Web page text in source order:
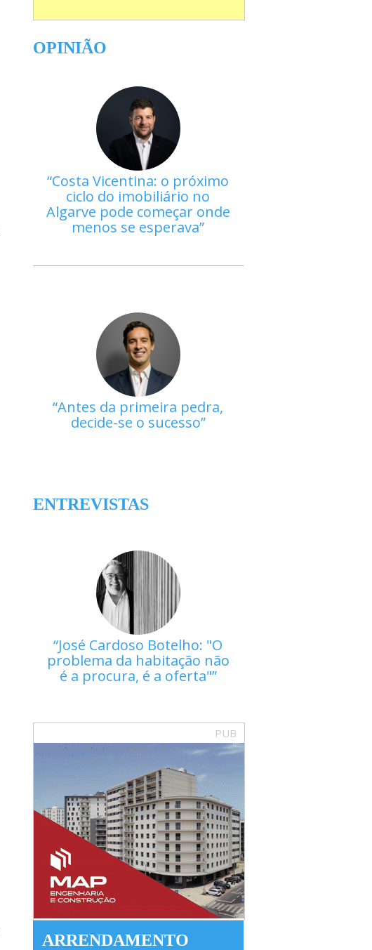
OPINIÃO
Costa Vicentina: o próximo
ciclo do imobiliário no
Algarve pode começar onde
menos se esperava
Antes da primeira pedra,
decide-se o sucesso
ENTREVISTAS
José Cardoso Botelho: "O
problema da habitação não
é a procura, é a oferta"
PUB
ARRENDAMENTO